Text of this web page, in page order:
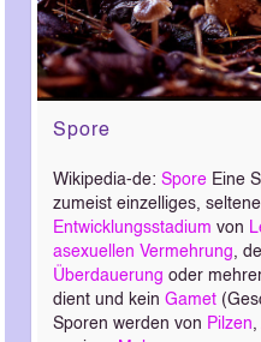
Spore
Wikipedia-de:Spore Eine
zumeist einzelliges,
Entwicklungsstadium von
asexuellen Vermehrung,
Überdauerung oder
dient und keinGamet
Sporen werden von Pilzen,